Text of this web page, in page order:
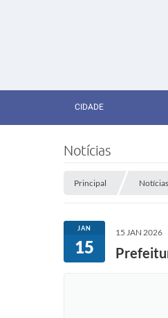
CIDADE
Notícias
Principal Notícias
JAN
15
15 JAN 2026